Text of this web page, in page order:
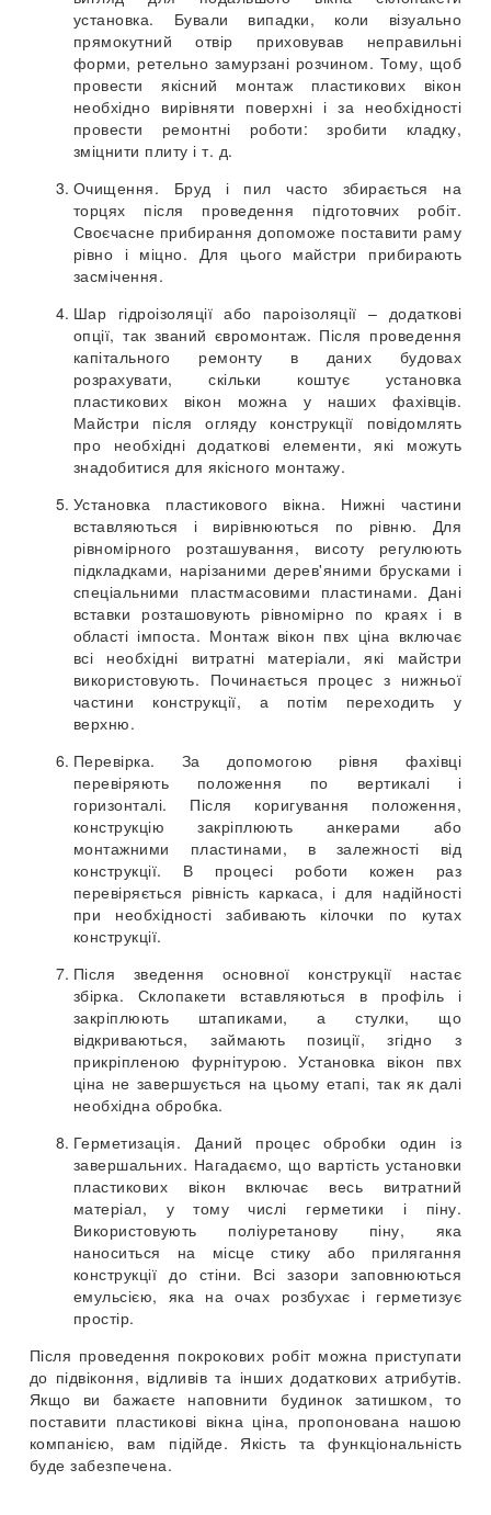
установка. Бували випадки, коли візуально
прямокутний отвір приховував неправильні
форми, ретельно замурзані розчином. Тому, щоб
провести якісний монтаж пластикових вікон
необхідно вирівняти поверхні і за необхідності
провести ремонтні роботи: зробити кладку,
зміцнити плиту і т. д.
Очищення. Бруд і пил часто збирається на
торцях після проведення підготовчих робіт.
Своєчасне прибирання допоможе поставити раму
рівно і міцно. Для цього майстри прибирають
засмічення.
Шар гідроізоляції або пароізоляції – додаткові
опції, так званий євромонтаж. Після проведення
капітального ремонту в даних будовах
розрахувати, скільки коштує установка
пластикових вікон можна у наших фахівців.
Майстри після огляду конструкції повідомлять
про необхідні додаткові елементи, які можуть
знадобитися для якісного монтажу.
Установка пластикового вікна. Нижні частини
вставляються і вирівнюються по рівню. Для
рівномірного розташування, висоту регулюють
підкладками, нарізаними дерев'яними брусками і
спеціальними пластмасовими пластинами. Дані
вставки розташовують рівномірно по краях і в
області імпоста. Монтаж вікон пвх ціна включає
всі необхідні витратні матеріали, які майстри
використовують. Починається процес з нижньої
частини конструкції, а потім переходить у
верхню.
Перевірка. За допомогою рівня фахівці
перевіряють положення по вертикалі і
горизонталі. Після коригування положення,
конструкцію закріплюють анкерами або
монтажними пластинами, в залежності від
конструкції. В процесі роботи кожен раз
перевіряється рівність каркаса, і для надійності
при необхідності забивають кілочки по кутах
конструкції.
Після зведення основної конструкції настає
збірка. Склопакети вставляються в профіль і
закріплюють штапиками, а стулки, що
відкриваються, займають позиції, згідно з
прикріпленою фурнітурою. Установка вікон пвх
ціна не завершується на цьому етапі, так як далі
необхідна обробка.
Герметизація. Даний процес обробки один із
завершальних. Нагадаємо, що вартість установки
пластикових вікон включає весь витратний
матеріал, у тому числі герметики і піну.
Використовують поліуретанову піну, яка
наноситься на місце стику або прилягання
конструкції до стіни. Всі зазори заповнюються
емульсією, яка на очах розбухає і герметизує
простір.
Після проведення покрокових робіт можна приступати
до підвіконня, відливів та інших додаткових атрибутів.
Якщо ви бажаєте наповнити будинок затишком, то
поставити пластикові вікна ціна, пропонована нашою
компанією, вам підійде. Якість та функціональність
буде забезпечена.